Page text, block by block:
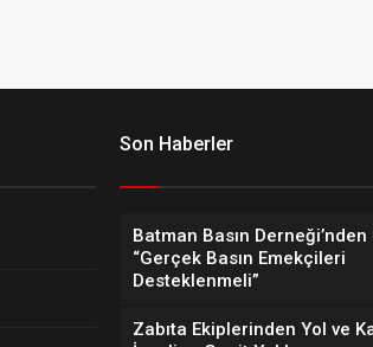
Son Haberler
Batman Basın Derneği’nden
“Gerçek Basın Emekçileri
Desteklenmeli”
Zabıta Ekiplerinden Yol ve